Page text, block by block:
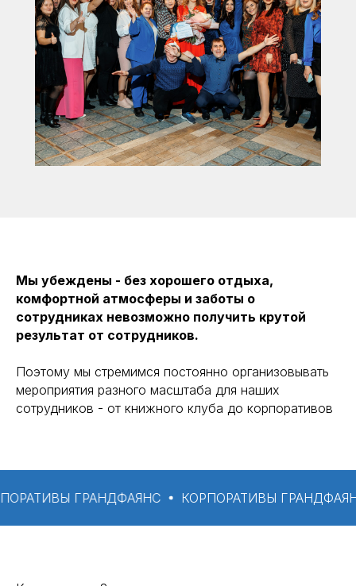
Мы убеждены - без хорошего отдыха,
комфортной атмосферы и заботы о
сотрудниках невозможно получить крутой
результат от сотрудников.
Поэтому мы стремимся постоянно организовывать
мероприятия разного масштаба для наших
сотрудников - от книжного клуба до корпоративов
ГРАНДФАЯНС КОРПОРАТИВЫ ГРАНДФАЯНС